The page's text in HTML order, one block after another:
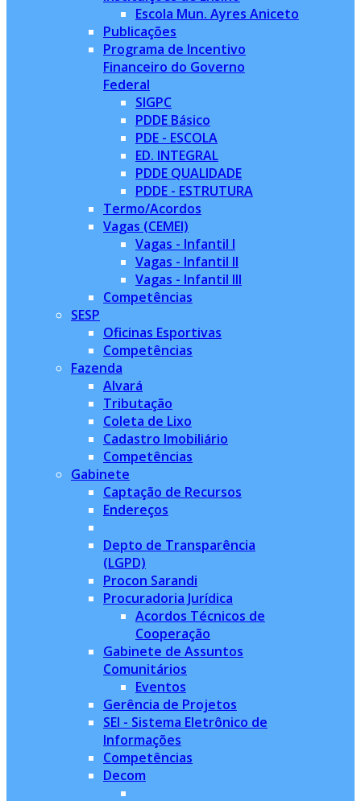
Escola Mun. Ayres Aniceto
Publicações
Programa de Incentivo
Financeiro do Governo
Federal
SIGPC
PDDE Básico
PDE - ESCOLA
ED. INTEGRAL
PDDE QUALIDADE
PDDE - ESTRUTURA
Termo/Acordos
Vagas (CEMEI)
Vagas - Infantil I
Vagas - Infantil II
Vagas - Infantil III
Competências
SESP
Oficinas Esportivas
Competências
Fazenda
Alvará
Tributação
Coleta de Lixo
Cadastro Imobiliário
Competências
Gabinete
Captação de Recursos
Endereços
Depto de Transparência
(LGPD)
Procon Sarandi
Procuradoria Jurídica
Acordos Técnicos de
Cooperação
Gabinete de Assuntos
Comunitários
Eventos
Gerência de Projetos
SEI - Sistema Eletrônico de
Informações
Competências
Decom